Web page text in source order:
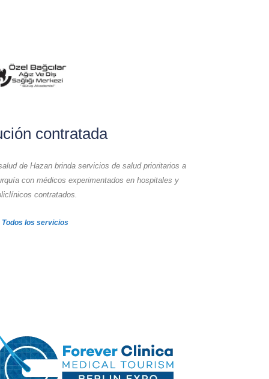
contratada
de Hazan brinda servicios de salud prioritarios a
con médicos experimentados en hospitales y
contratados.
Todos los servicios